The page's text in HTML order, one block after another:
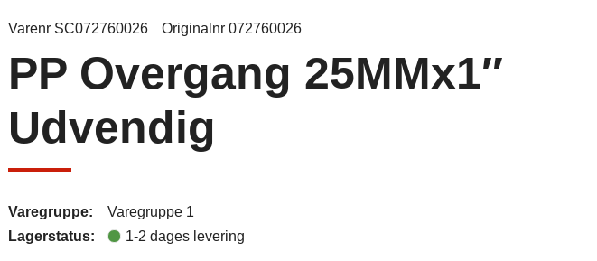
Varenr SC072760026 Originalnr 072760026
PP Overgang 25MMx1″
Udvendig
Varegruppe:
Varegruppe 1
Lagerstatus:
1-2 dages levering